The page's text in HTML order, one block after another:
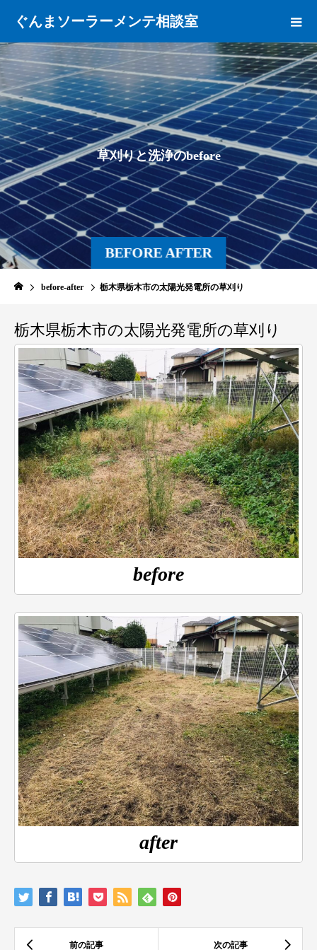
ぐんまソーラーメンテ相談室
BEFORE AFTER
草刈りと洗浄のbefore a
before-after 栃木県栃木市の太陽光発電所の草刈り
栃木県栃木市の太陽光発電所の草刈り
before
after